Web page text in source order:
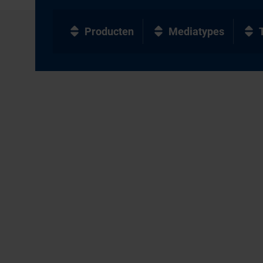
Producten Mediatypes